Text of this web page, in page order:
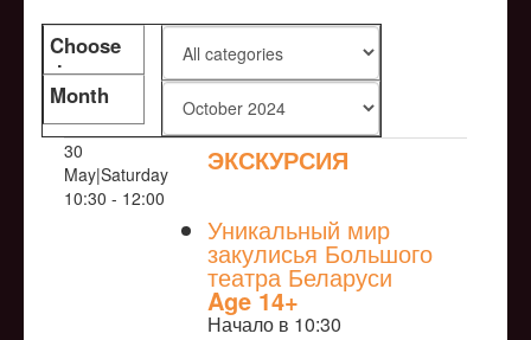
Choose
the genre
Month
30
May|Saturday
10:30 - 12:00
ЭКСКУРСИЯ
Уникальный мир
закулисья Большого
театра Беларуси
Age 14+
Начало в 10:30